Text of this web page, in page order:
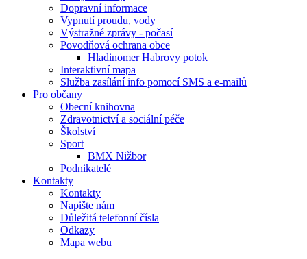
Dopravní informace
Vypnutí proudu, vody
Výstražné zprávy - počasí
Povodňová ochrana obce
Hladinomer Habrovy potok
Interaktivní mapa
Služba zasílání info pomocí SMS a e-mailů
Pro občany
Obecní knihovna
Zdravotnictví a sociální péče
Školství
Sport
BMX Nižbor
Podnikatelé
Kontakty
Kontakty
Napište nám
Důležitá telefonní čísla
Odkazy
Mapa webu